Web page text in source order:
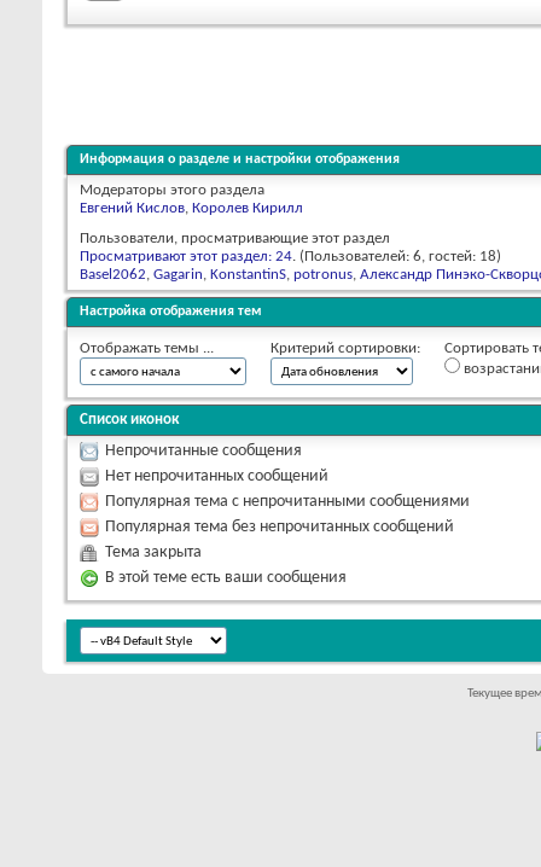
Информация о разделе и настройки отображения
Модераторы этого раздела
Евгений Кислов, Королев Кирилл
Пользователи, просматривающие этот раздел
Просматривают этот раздел: 24. (Пользователей: 6, гостей: 18)
Basel2062, Gagarin, KonstantinS, potronus, Александр Пинэко-
Настройка отображения тем
Отображать темы ... Критерий сортировки:
Сортировать
Список иконок
Непрочитанные сообщения
Нет непрочитанных сообщений
Популярная тема с непрочитанными сообщениями
Популярная тема без непрочитанных сообщений
Тема закрыта
В этой теме есть ваши сообщения
Текущее